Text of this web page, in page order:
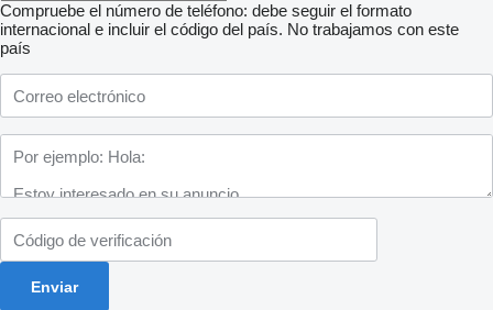
Compruebe el número de teléfono: debe seguir el formato
internacional e incluir el código del país. No trabajamos con este
país